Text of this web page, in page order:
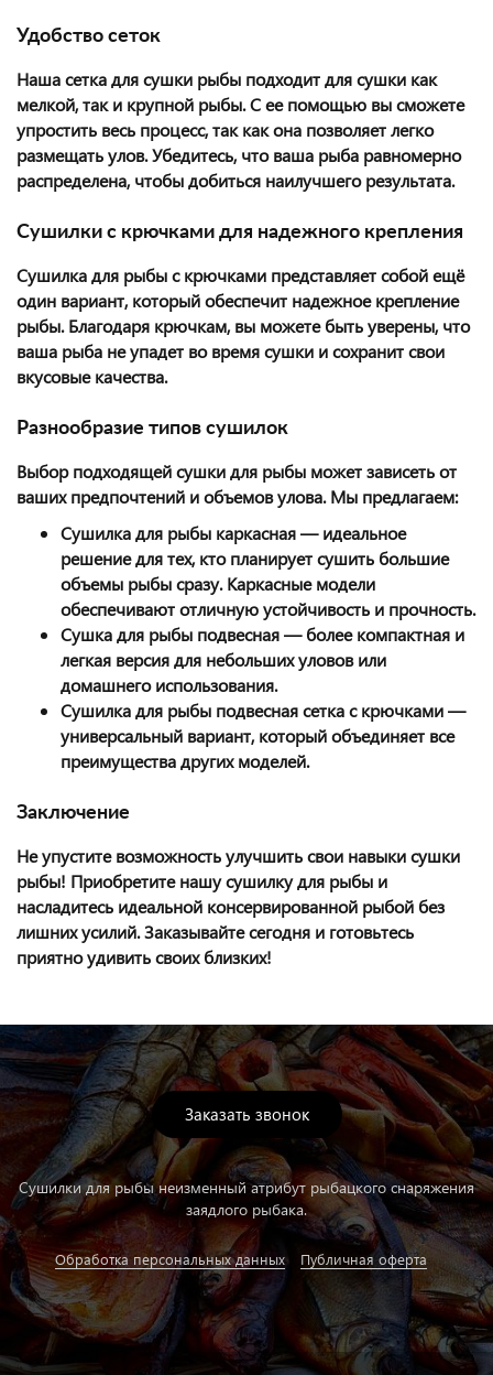
Удобство сеток
Наша сеткa для сушки рыбы подходит для сушки как
мелкой, так и крупной рыбы. С ее помощью вы сможете
упростить весь процесс, так как она позволяет легко
размещать улов. Убедитесь, что ваша рыба равномерно
распределена, чтобы добиться наилучшего результата.
Сушилки с крючками для надежного крепления
Сушилка для рыбы с крючками представляет собой ещё
один вариант, который обеспечит надежное крепление
рыбы. Благодаря крючкам, вы можете быть уверены, что
ваша рыба не упадет во время сушки и сохранит свои
вкусовые качества.
Разнообразие типов сушилок
Выбор подходящей сушки для рыбы может зависеть от
ваших предпочтений и объемов улова. Мы предлагаем:
Сушилка для рыбы каркасная — идеальное
решение для тех, кто планирует сушить большие
объемы рыбы сразу. Каркасные модели
обеспечивают отличную устойчивость и прочность.
Сушка для рыбы подвесная — более компактная и
легкая версия для небольших уловов или
домашнего использования.
Сушилка для рыбы подвесная сетка с крючками —
универсальный вариант, который объединяет все
преимущества других моделей.
Заключение
Не упустите возможность улучшить свои навыки сушки
рыбы! Приобретите нашу сушилку для рыбы и
насладитесь идеальной консервированной рыбой без
лишних усилий. Заказывайте сегодня и готовьтесь
приятно удивить своих близких!
Заказать звонок
Сушилки для рыбы неизменный атрибут рыбацкого снаряжения
заядлого рыбака.
Обработка персональных данных Публичная оферта